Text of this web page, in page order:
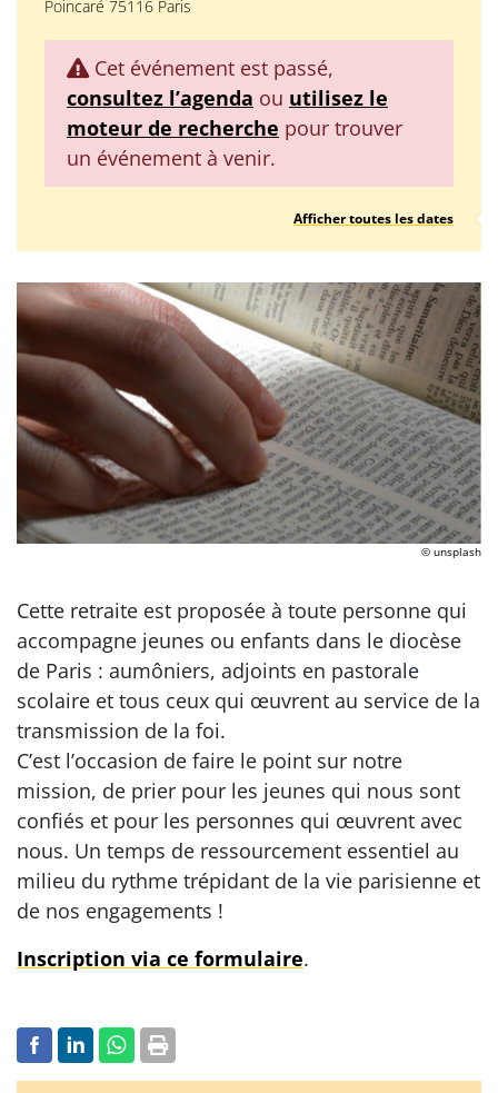
Poincaré 75116 Paris
Cet événement est passé,
consultez l’agenda ou utilisez le
moteur de recherche pour trouver
un événement à venir.
Afficher toutes les dates
© unsplash
Cette retraite est proposée à toute personne qui
accompagne jeunes ou enfants dans le diocèse
de Paris : aumôniers, adjoints en pastorale
scolaire et tous ceux qui œuvrent au service de la
transmission de la foi.
C’est l’occasion de faire le point sur notre
mission, de prier pour les jeunes qui nous sont
confiés et pour les personnes qui œuvrent avec
nous. Un temps de ressourcement essentiel au
milieu du rythme trépidant de la vie parisienne et
de nos engagements !
Inscription via ce formulaire.